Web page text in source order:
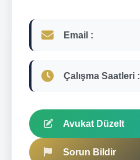
Email :
Çalışma Saatleri :
Avukat Düzelt
Sorun Bildir